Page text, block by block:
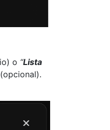
o “Lista